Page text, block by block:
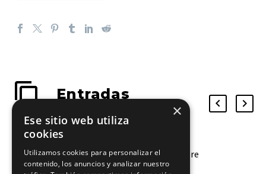
Entradas
relacionadas
OVER vestirá al Aguere
las próximas cinco
×
Ese sitio web utiliza
cookies
Utilizamos cookies para personalizar el
contenido, los anuncios y analizar nuestro